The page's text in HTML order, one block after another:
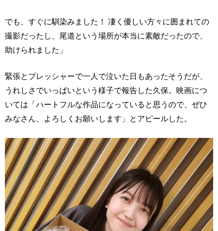
でも、すぐに馴染みました！ 凄く優しい方々に囲まれての
撮影だったし、尾道という場所が本当に素敵だったので、
助けられました」
緊張とプレッシャーで一人で泣いた日もあったそうだが、
うれしさでいっぱいという様子で報告した久保。映画につ
いては「ハートフルな作品になっていると思うので、ぜひ
みなさん、よろしくお願いします」とアピールした。